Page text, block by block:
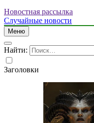
Новостная рассылка
Случайные новости
Меню
Найти:
Заголовки